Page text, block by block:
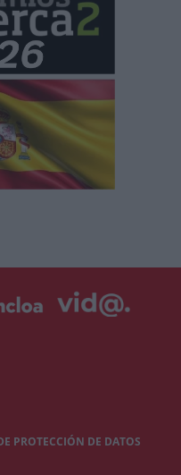
PROTECCIÓN DE DATOS